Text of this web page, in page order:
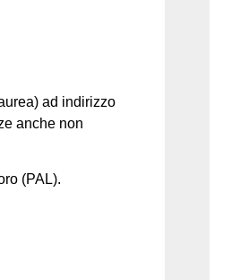
ad indirizzo
anche non
(PAL).